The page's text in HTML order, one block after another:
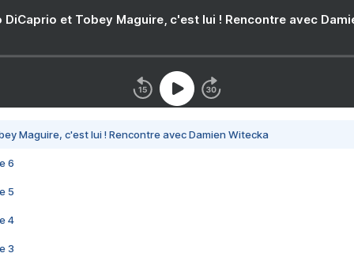
DiCaprio et Tobey Maguire, c'est lui ! Rencontre avec
Maguire, c'est lui ! Rencontre avec Damien Witecka
6
5
4
3